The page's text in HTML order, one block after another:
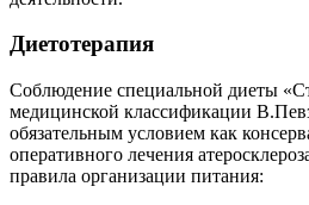
Диетотерапия
Соблюдение специальной диеты
медицинской классификации
обязательным условием как
оперативного лечения
правила организации питания: